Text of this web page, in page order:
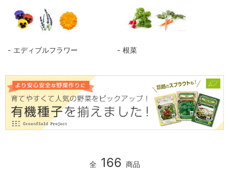
エディブルフラワー 根菜
全 166 商品